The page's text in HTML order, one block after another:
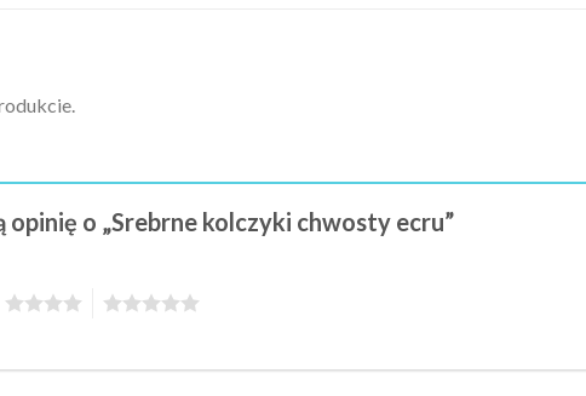
opinię o „Srebrne kolczyki chwosty ecru”